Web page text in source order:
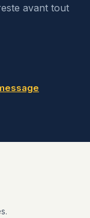
avant tout